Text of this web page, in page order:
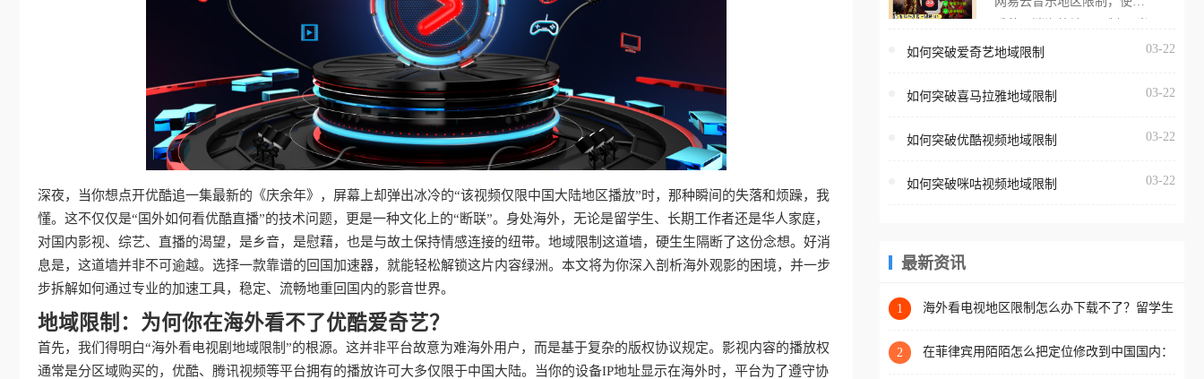
深夜，当你想点开优酷追一集最新的《庆余年》，屏幕上却弹出冰冷的“该视频仅限中国大陆地区播放”时，那种瞬间的失落和烦躁，我
懂。这不仅仅是“国外如何看优酷直播”的技术问题，更是一种文化上的“断联”。身处海外，无论是留学生、长期工作者还是华人家庭，
对国内影视、综艺、直播的渴望，是乡音，是慰藉，也是与故土保持情感连接的纽带。地域限制这道墙，硬生生隔断了这份念想。好消
息是，这道墙并非不可逾越。选择一款靠谱的回国加速器，就能轻松解锁这片内容绿洲。本文将为你深入剖析海外观影的困境，并一步
步拆解如何通过专业的加速工具，稳定、流畅地重回国内的影音世界。
地域限制：为何你在海外看不了优酷爱奇艺？
首先，我们得明白“海外看电视剧地域限制”的根源。这并非平台故意为难海外用户，而是基于复杂的版权协议规定。影视内容的播放权
通常是分区域购买的，优酷、腾讯视频等平台拥有的播放许可大多仅限于中国大陆。当你的设备IP地址显示在海外时，平台为了遵守协
海外用户如香港、澳门、台
亚、欧洲等国家和地区时，
台一样，出现地区及版权限
地区播放。 遇到这个问题的
区工作、留学、定居等，都
权限制所困扰。
在海外打开网易云音乐，却
所在的地区无法播放”的提示
门、台湾、美国、加拿大、
区时，网易云音乐也会像其
回国加速器，即可解决「海
版权限制」的问题，无论人
如何突破爱奇艺地域限制 03-22
如何突破喜马拉雅地域限制 03-22
如何突破优酷视频地域限制 03-22
如何突破咪咕视频地域限制 03-22
最新资讯
1
海外看电视地区限制怎么办下载不了？留学生
2
在菲律宾用陌陌怎么把定位修改到中国国内：